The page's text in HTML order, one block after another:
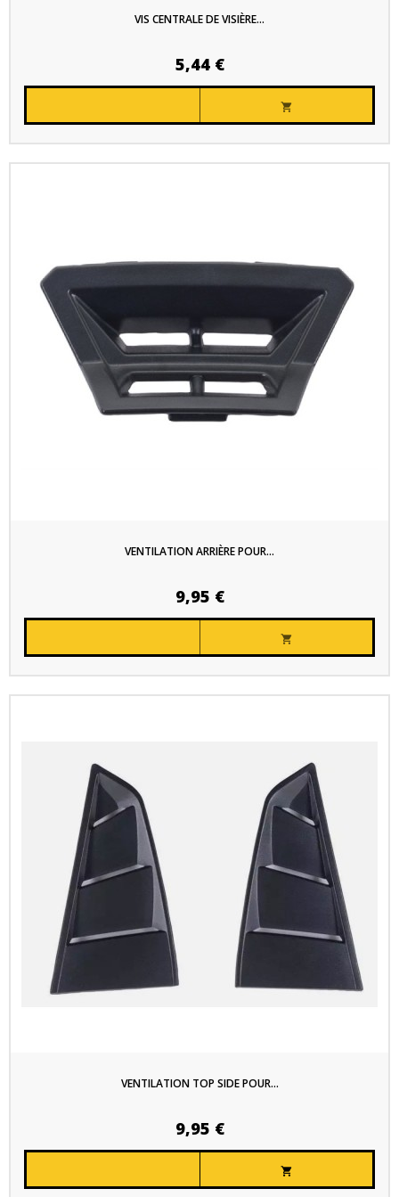
VIS CENTRALE DE VISIÈRE...
5,44 €

VENTILATION ARRIÈRE POUR...
9,95 €

VENTILATION TOP SIDE POUR...
9,95 €
